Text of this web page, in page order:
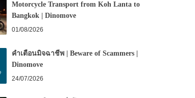
Motorcycle Transport from Koh Lanta to
Bangkok | Dinomove
01/08/2026
คำเตือนมิจฉาชีพ | Beware of Scammers |
Dinomove
24/07/2026